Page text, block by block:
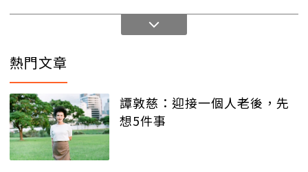
熱門文章
譚敦慈：迎接一個人老後，先
想5件事